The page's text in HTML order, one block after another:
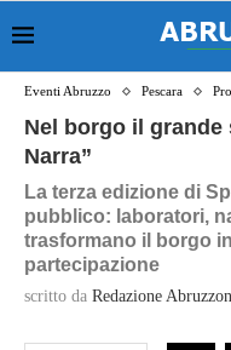
Eventi Abruzzo Pescara
Nel borgo il
Narra”
La terza edizione di
pubblico: laboratori,
trasformano il borgo
partecipazione
scritto da Redazione